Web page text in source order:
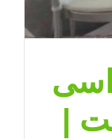
|